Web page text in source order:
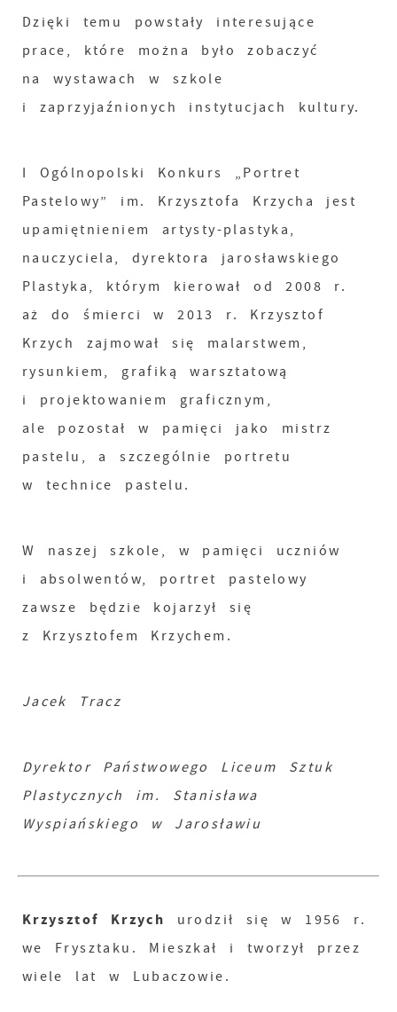
Dzięki temu powstały interesujące
prace, które można było zobaczyć
na wystawach w szkole
i zaprzyjaźnionych instytucjach kultury.
I Ogólnopolski Konkurs „Portret
Pastelowy” im. Krzysztofa Krzycha jest
upamiętnieniem artysty-plastyka,
nauczyciela, dyrektora jarosławskiego
Plastyka, którym kierował od 2008 r.
aż do śmierci w 2013 r. Krzysztof
Krzych zajmował się malarstwem,
rysunkiem, grafiką warsztatową
i projektowaniem graficznym,
ale pozostał w pamięci jako mistrz
pastelu, a szczególnie portretu
w technice pastelu.
W naszej szkole, w pamięci uczniów
i absolwentów, portret pastelowy
zawsze będzie kojarzył się
z Krzysztofem Krzychem.
Jacek Tracz
Dyrektor Państwowego Liceum Sztuk
Plastycznych im. Stanisława
Wyspiańskiego w Jarosławiu
Krzysztof Krzych
urodził się w 1956 r.
we Frysztaku. Mieszkał i tworzył przez
wiele lat w Lubaczowie.